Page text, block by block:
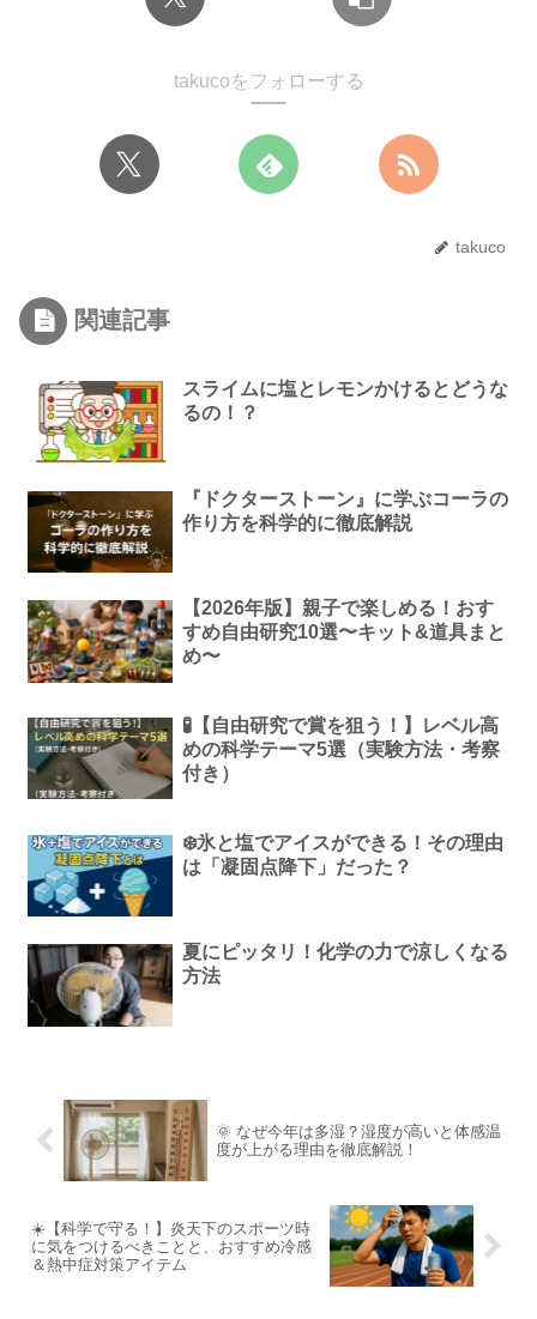
takucoをフォローする
takuco
関連記事
スライムに塩とレモンかけるとどうな
るの！？
『ドクターストーン』に学ぶコーラの
作り方を科学的に徹底解説
【2026年版】親子で楽しめる！おす
すめ自由研究10選〜キット&道具まと
め〜
🧪【自由研究で賞を狙う！】レベル高
めの科学テーマ5選（実験方法・考察
付き）
❄️氷と塩でアイスができる！その理由
は「凝固点降下」だった？
夏にピッタリ！化学の力で涼しくなる
方法
🌞 なぜ今年は多湿？湿度が高いと体感温
度が上がる理由を徹底解説！
☀️【科学で守る！】炎天下のスポーツ時
に気をつけるべきことと、おすすめ冷感
＆熱中症対策アイテム